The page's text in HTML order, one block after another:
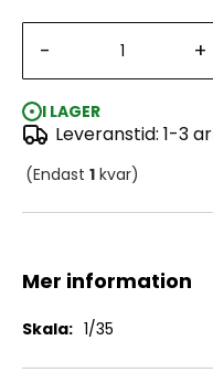
- +
I LAGER
Leveranstid: 1-3
(Endast 1 kvar)
Mer information
Mer
1/35